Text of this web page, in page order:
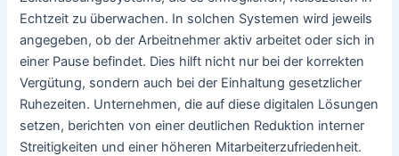
Echtzeit zu überwachen. In solchen Systemen wird jeweils
angegeben, ob der Arbeitnehmer aktiv arbeitet oder sich in
einer Pause befindet. Dies hilft nicht nur bei der korrekten
Vergütung, sondern auch bei der Einhaltung gesetzlicher
Ruhezeiten. Unternehmen, die auf diese digitalen Lösungen
setzen, berichten von einer deutlichen Reduktion interner
Streitigkeiten und einer höheren Mitarbeiterzufriedenheit.